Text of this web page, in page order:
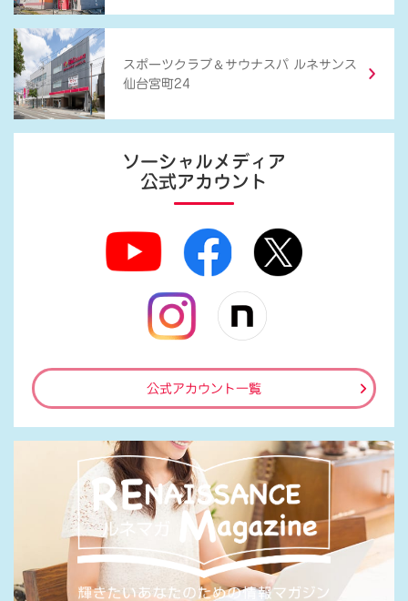
スポーツクラブ ＆ サウナスパ ルネサンス
仙台宮町24
ソーシャルメディア
公式アカウント
公式アカウント一覧